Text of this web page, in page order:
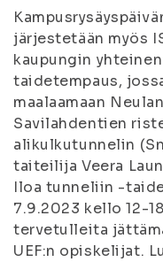
järjestetään myös
kaupungin
taidetempaus,
maalaamaan
Savilahdentien
alikulkutunnelin
taiteilija Veera
Iloa tunneliin -
7.9.2023 kello 12-
tervetulleita
UEF:n opiskelijat.